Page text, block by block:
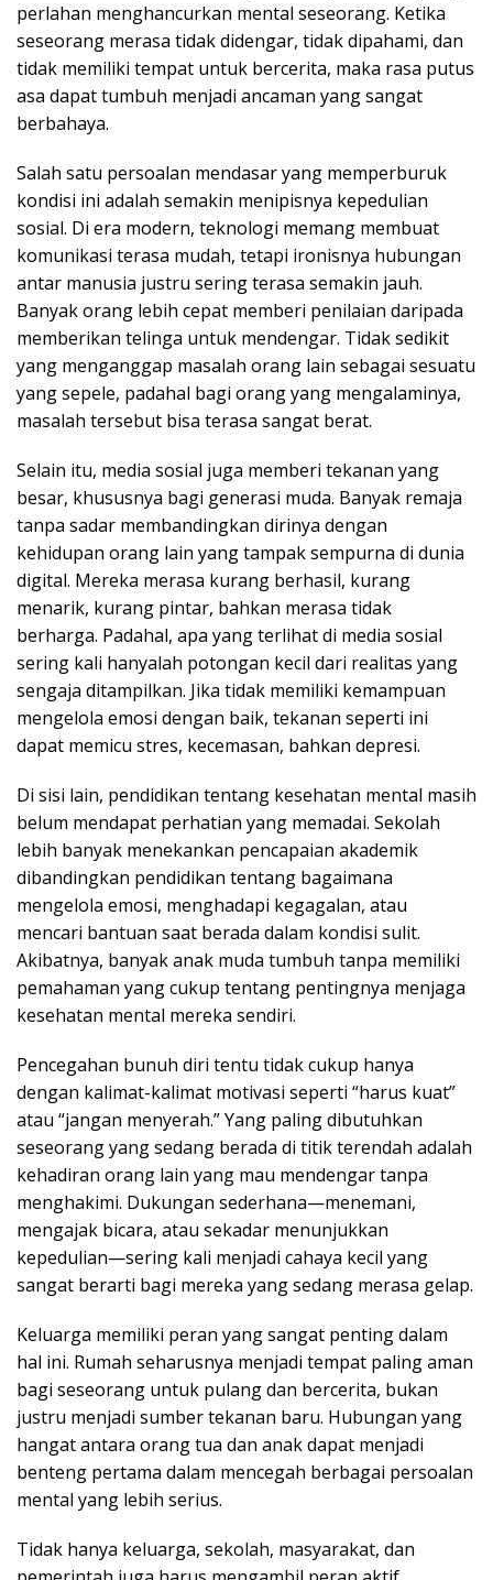
perlahan menghancurkan mental seseorang. Ketika
seseorang merasa tidak didengar, tidak dipahami, dan
tidak memiliki tempat untuk bercerita, maka rasa putus
asa dapat tumbuh menjadi ancaman yang sangat
berbahaya.
Salah satu persoalan mendasar yang memperburuk
kondisi ini adalah semakin menipisnya kepedulian
sosial. Di era modern, teknologi memang membuat
komunikasi terasa mudah, tetapi ironisnya hubungan
antar manusia justru sering terasa semakin jauh.
Banyak orang lebih cepat memberi penilaian daripada
memberikan telinga untuk mendengar. Tidak sedikit
yang menganggap masalah orang lain sebagai sesuatu
yang sepele, padahal bagi orang yang mengalaminya,
masalah tersebut bisa terasa sangat berat.
Selain itu, media sosial juga memberi tekanan yang
besar, khususnya bagi generasi muda. Banyak remaja
tanpa sadar membandingkan dirinya dengan
kehidupan orang lain yang tampak sempurna di dunia
digital. Mereka merasa kurang berhasil, kurang
menarik, kurang pintar, bahkan merasa tidak
berharga. Padahal, apa yang terlihat di media sosial
sering kali hanyalah potongan kecil dari realitas yang
sengaja ditampilkan. Jika tidak memiliki kemampuan
mengelola emosi dengan baik, tekanan seperti ini
dapat memicu stres, kecemasan, bahkan depresi.
Di sisi lain, pendidikan tentang kesehatan mental masih
belum mendapat perhatian yang memadai. Sekolah
lebih banyak menekankan pencapaian akademik
dibandingkan pendidikan tentang bagaimana
mengelola emosi, menghadapi kegagalan, atau
mencari bantuan saat berada dalam kondisi sulit.
Akibatnya, banyak anak muda tumbuh tanpa memiliki
pemahaman yang cukup tentang pentingnya menjaga
kesehatan mental mereka sendiri.
Pencegahan bunuh diri tentu tidak cukup hanya
dengan kalimat-kalimat motivasi seperti “harus kuat”
atau “jangan menyerah.” Yang paling dibutuhkan
seseorang yang sedang berada di titik terendah adalah
kehadiran orang lain yang mau mendengar tanpa
menghakimi. Dukungan sederhana—menemani,
mengajak bicara, atau sekadar menunjukkan
kepedulian—sering kali menjadi cahaya kecil yang
sangat berarti bagi mereka yang sedang merasa gelap.
Keluarga memiliki peran yang sangat penting dalam
hal ini. Rumah seharusnya menjadi tempat paling aman
bagi seseorang untuk pulang dan bercerita, bukan
justru menjadi sumber tekanan baru. Hubungan yang
hangat antara orang tua dan anak dapat menjadi
benteng pertama dalam mencegah berbagai persoalan
mental yang lebih serius.
Tidak hanya keluarga, sekolah, masyarakat, dan